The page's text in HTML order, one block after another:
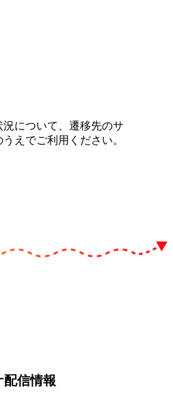
について、遷移先のサ
えでご利用ください。
配信情報